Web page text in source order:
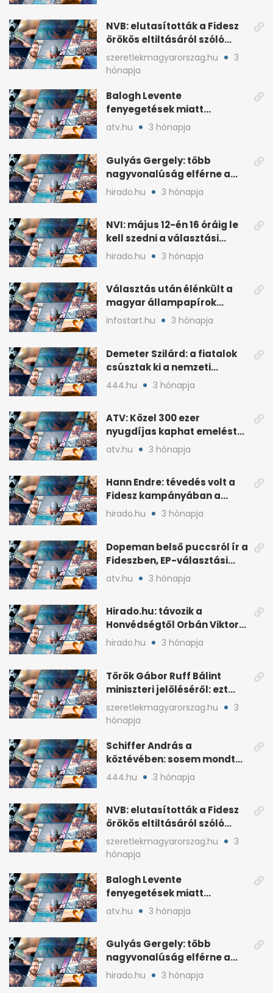
NVB: elutasították a Fidesz
örökös eltiltásáról szóló
népszavazást
szeretlekmagyarorszag.hu
3
hónapja
Balogh Levente
fenyegetések miatt
lemondta erdélyi előadás-
atv.hu 3 hónapja
Gulyás Gergely: több
nagyvonalúság elférne a
kétharmados győztesekben
hirado.hu 3 hónapja
NVI: május 12-én 16 óráig le
kell szedni a választási
plakátokat
hirado.hu 3 hónapja
Választás után élénkült a
magyar állampapírok
lakossági értékesítése
infostart.hu 3 hónapja
Demeter Szilárd: a fiatalok
csúsztak ki a nemzeti
kultúrából
444.hu 3 hónapja
ATV: Közel 300 ezer
nyugdíjas kaphat emelést
idén a Tisza terve szerint
atv.hu 3 hónapja
Hann Endre: tévedés volt a
Fidesz kampányában a
háborús veszély
hirado.hu 3 hónapja
Dopeman belső puccsról ír a
Fideszben, EP-választási
árral
atv.hu 3 hónapja
Hirado.hu: távozik a
Honvédségtől Orbán Viktor
fia, Orbán Gáspár
hirado.hu 3 hónapja
Török Gábor Ruff Bálint
miniszteri jelöléséről: ezt
írta a posztjában
szeretlekmagyarorszag.hu
3
hónapja
Schiffer András a
köztévében: sosem mondta,
ki fog nyerni
444.hu 3 hónapja
NVB: elutasították a Fidesz
örökös eltiltásáról szóló
népszavazást
szeretlekmagyarorszag.hu
3
hónapja
Balogh Levente
fenyegetések miatt
lemondta erdélyi előadás-
atv.hu 3 hónapja
Gulyás Gergely: több
nagyvonalúság elférne a
kétharmados győztesekben
hirado.hu 3 hónapja